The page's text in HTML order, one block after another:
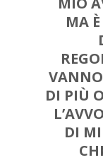
MA
DI PIÙ
DI